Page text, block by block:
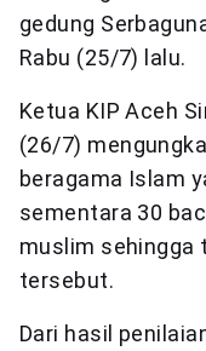
gedung
Rabu (25/7) lalu.
Ketua KIP Aceh
(26/7)
beragama Islam
sementara 30
muslim sehingga
tersebut.
Dari hasil